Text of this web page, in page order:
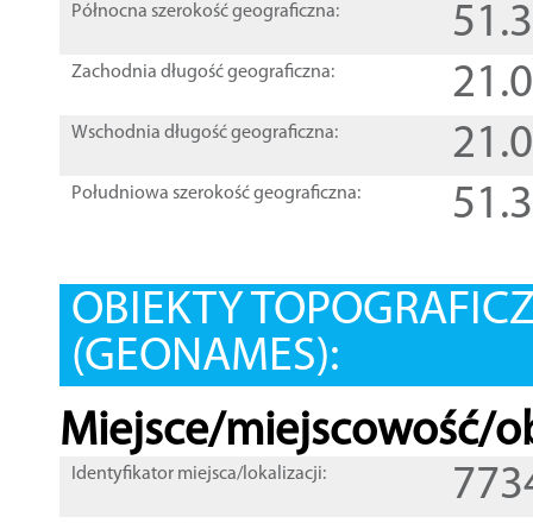
Północna szerokość geograficzna:
Zachodnia długość geograficzna:
Wschodnia długość geograficzna:
Południowa szerokość geograficzna:
OBIEKTY
(GEONAMES):
Miejsce/miejscowość/
Identyfikator miejsca/lokalizacji: